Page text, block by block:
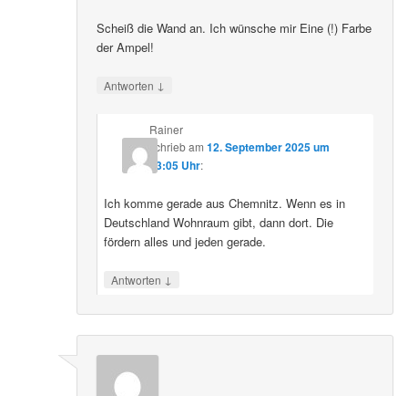
Scheiß die Wand an. Ich wünsche mir Eine (!) Farbe
der Ampel!
Antworten ↓
Rainer
schriebam 12. September 2025 um
23:05 Uhr:
Ich komme gerade aus Chemnitz. Wenn es in
Deutschland Wohnraum gibt, dann dort. Die
fördern alles und jeden gerade.
Antworten ↓